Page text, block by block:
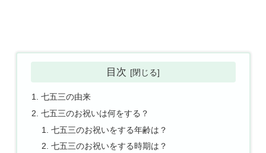
目次
七五三の由来
七五三のお祝いは何をする？
七五三のお祝いをする年齢は？
七五三のお祝いをする時期は？